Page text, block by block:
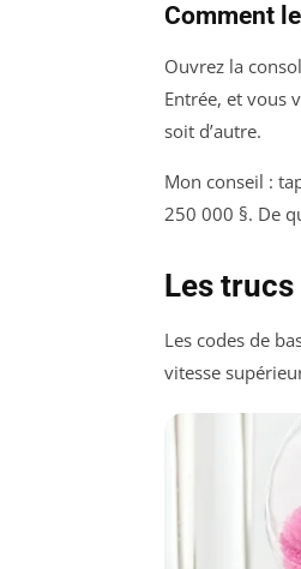
Comment
Ouvrez la
Entrée, et vous
soit d’autre.
Mon conseil :
250 000 §. De
Les
Les codes de
vitesse